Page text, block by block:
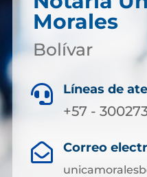
Morales
Bolívar
 Líneas de
+57 -
 Correo